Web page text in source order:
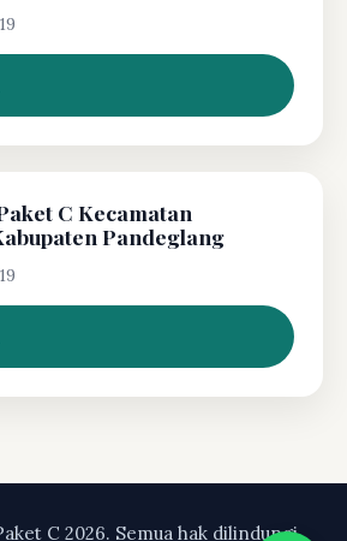
C Kecamatan
Pandeglang
C 2026. Semua hak dilindungi.